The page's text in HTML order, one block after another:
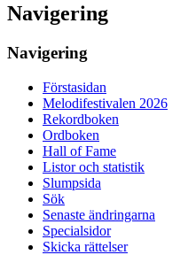
Navigering
Navigering
Förstasidan
Melodifestivalen 2026
Rekordboken
Ordboken
Hall of Fame
Listor och statistik
Slumpsida
Sök
Senaste ändringarna
Specialsidor
Skicka rättelser